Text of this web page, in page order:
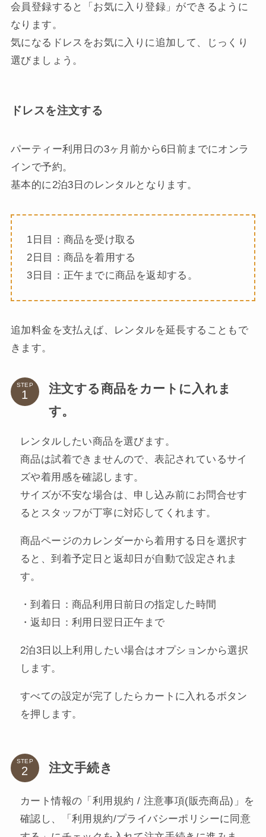
会員登録すると「お気に入り登録」ができるように
なります。
気になるドレスをお気に入りに追加して、じっくり
選びましょう。
ドレスを注文する
パーティー利用日の3ヶ月前から6日前までにオンラ
インで予約。
基本的に2泊3日のレンタルとなります。
1日目：商品を受け取る
2日目：商品を着用する
3日目：正午までに商品を返却する。
追加料金を支払えば、レンタルを延長することもで
きます。
STEP
注文する商品をカートに入れま
す。
レンタルしたい商品を選びます。
商品は試着できませんので、表記されているサイ
ズや着用感を確認します。
サイズが不安な場合は、申し込み前にお問合せす
るとスタッフが丁寧に対応してくれます。
商品ページのカレンダーから着用する日を選択す
ると、到着予定日と返却日が自動で設定されま
す。
・到着日：商品利用日前日の指定した時間
・返却日：利用日翌日正午まで
2泊3日以上利用したい場合はオプションから選択
します。
すべての設定が完了したらカートに入れるボタン
を押します。
STEP 注文手続き
カート情報の「利用規約 / 注意事項(販売商品)」を
確認し、「利用規約/プライバシーポリシーに同意